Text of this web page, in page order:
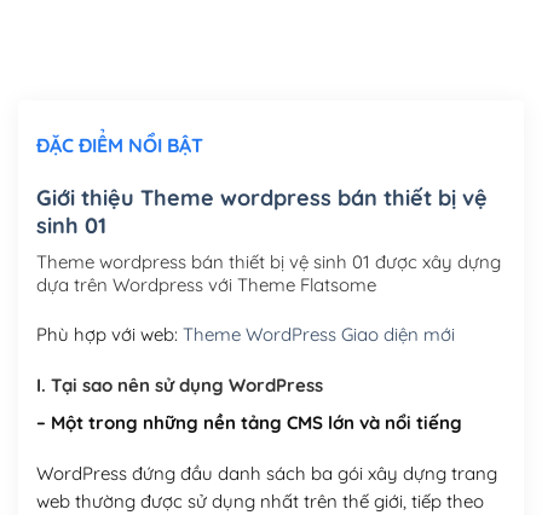
Mua thêm Host + Tên miền
(+300,000₫)
Tên miền Việt Nam .vn (1 năm)
Hosting 2GB SSD (1 năm)(+450,000₫)
Hosting 3GB SSD (1 năm)(+550,000₫)
Hosting 5GB SSD (1 năm)
Hosting 8GB SSD (1 năm) (+950,000₫)
ĐẶC ĐIỂM NỔI BẬT
Giới thiệu Theme wordpress bán thiết bị vệ
sinh 01
Theme wordpress bán thiết bị vệ sinh 01 được xây dựng
dựa trên Wordpress với Theme Flatsome
Phù hợp với web: Theme WordPress Giao diện mới
I. Tại sao nên sử dụng WordPress
– Một trong những nền tảng CMS lớn và nổi tiếng
WordPress đứng đầu danh sách ba gói xây dựng trang
web thường được sử dụng nhất trên thế giới, tiếp theo